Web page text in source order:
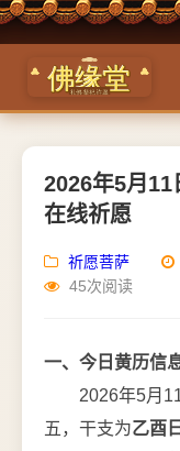
2026年5月11
在线祈愿
祈愿菩萨
45次阅读
一、今日黄历信
2026年5月
五，干支为乙酉日